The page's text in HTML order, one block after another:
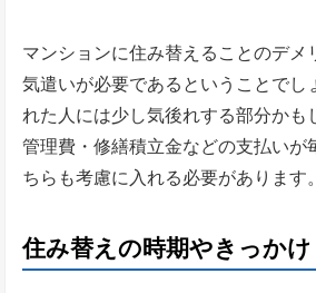
マンションに住み替えることのデメ
気遣いが必要であるということでし
れた人には少し気後れする部分かも
管理費・修繕積立金などの支払いが
ちらも考慮に入れる必要があります。
住み替えの時期やきっかけ